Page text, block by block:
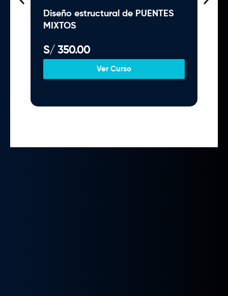
Diseño estructural de PUENTES
MIXTOS
S/ 350.00
Ver Curso